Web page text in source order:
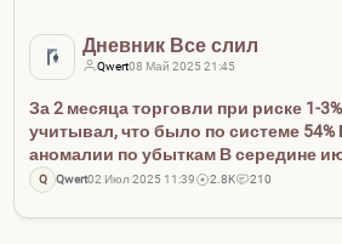
Дневник Все слил
Qwert08 Май 2025 21:45
За 2 месяца торговли при риске 1-
учитывал, что было по системе
аномалии по убыткам В середине
убыткам В ряд 3-6 минус или 1-2
будет та...
Q Qwert02 Июл 2025 11:39 2.8K 210